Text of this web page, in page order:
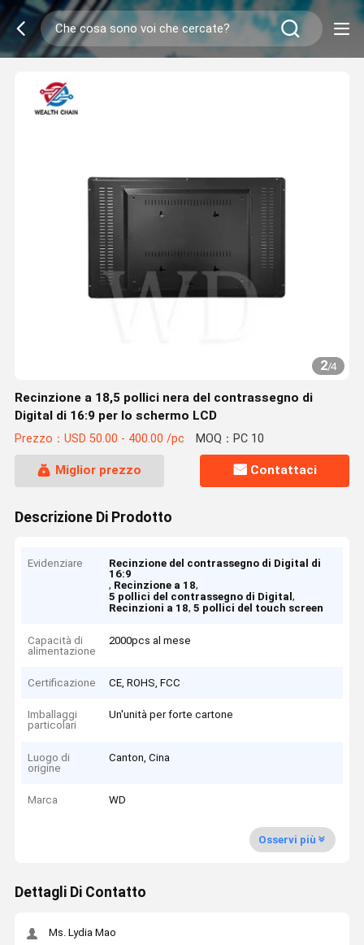
2/4
Recinzione a 18,5 pollici nera del contrassegno di
Digital di 16:9 per lo schermo LCD
Prezzo：USD 50.00 - 400.00 /pc MOQ：PC 10
Miglior prezzo Contattaci
Descrizione Di Prodotto
Evidenziare
Recinzione del contrassegno di Digital di
16:9
, Recinzione a 18,
5 pollici del contrassegno di Digital,
Recinzioni a 18,5 pollici del touch screen
Capacità di
alimentazione
2000pcs al mese
Certificazione CE, ROHS, FCC
Imballaggi
particolari
Un'unità per forte cartone
Luogo di
origine
Canton, Cina
Marca WD
Osservi più
Dettagli Di Contatto
Ms. Lydia Mao